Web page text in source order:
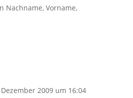
Nachname, Vorname,
2009 um 16:04